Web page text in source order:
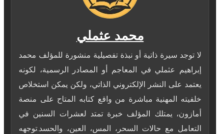
محمد عثملي
لا توجد سيرة ذاتية أو نبذة تفصيلية منشورة للمؤلف محمد
إبراهيم عثملي في المعاجم أو المصادر الرسمية، لكونه
يعتمد على النشر الإلكتروني الذاتي، ولكن يمكن استخلاص
خلفيته المهنية مباشرة من واقع كتابه المتاح على ⁠منصة
أمازون، يمتلك المؤلف خبرة تمتد لعشرات السنين في
التعامل مع حالات السحر، المس، العين، والحسد.توجهه